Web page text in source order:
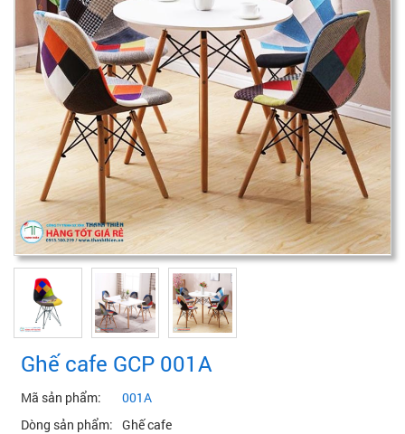
Ghế cafe GCP 001A
Mã sản phẩm:
001A
Dòng sản phẩm: Ghế cafe